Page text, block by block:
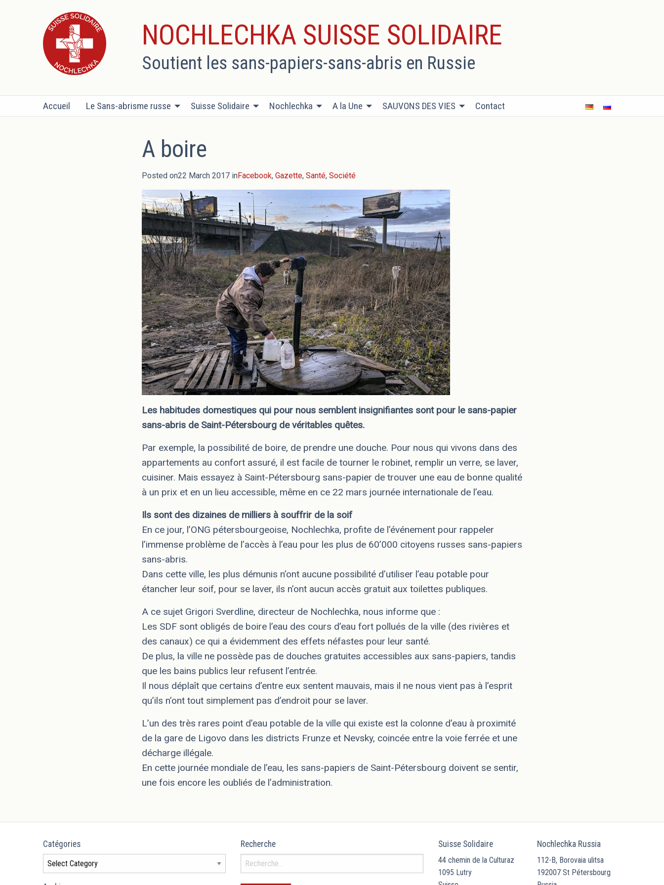
NOCHLECHKA SUISSE SOLIDAIRE
Soutient les sans-papiers-sans-abris en Russie
Accueil Le Sans-abrisme russe Suisse Solidaire Nochlechka A la Une SAUVONS DES VIES Contact
A boire
Posted on22 March 2017 inFacebook, Gazette, Santé, Société
Les habitudes domestiques qui pour nous semblent insignifiantes sont pour le sans-papier
sans-abris de Saint-Pétersbourg de véritables quêtes.
Par exemple, la possibilité de boire, de prendre une douche. Pour nous qui vivons dans des
appartements au confort assuré, il est facile de tourner le robinet, remplir un verre, se laver,
cuisiner. Mais essayez à Saint-Pétersbourg sans-papier de trouver une eau de bonne qualité
à un prix et en un lieu accessible, même en ce 22 mars journée internationale de l’eau.
Ils sont des dizaines de milliers à souffrir de la soif
En ce jour, l’ONG pétersbourgeoise, Nochlechka, profite de l’événement pour rappeler
l’immense problème de l’accès à l’eau pour les plus de 60’000 citoyens russes sans-papiers
sans-abris.
Dans cette ville, les plus démunis n’ont aucune possibilité d’utiliser l’eau potable pour
étancher leur soif, pour se laver, ils n’ont aucun accès gratuit aux toilettes publiques.
A ce sujet Grigori Sverdline, directeur de Nochlechka, nous informe que :
Les SDF sont obligés de boire l’eau des cours d’eau fort pollués de la ville (des rivières et
des canaux) ce qui a évidemment des effets néfastes pour leur santé.
De plus, la ville ne possède pas de douches gratuites accessibles aux sans-papiers, tandis
que les bains publics leur refusent l’entrée.
Il nous déplaît que certains d’entre eux sentent mauvais, mais il ne nous vient pas à l’esprit
qu’ils n’ont tout simplement pas d’endroit pour se laver.
L’un des très rares point d’eau potable de la ville qui existe est la colonne d’eau à proximité
de la gare de Ligovo dans les districts Frunze et Nevsky, coincée entre la voie ferrée et une
décharge illégale.
En cette journée mondiale de l’eau, les sans-papiers de Saint-Pétersbourg doivent se sentir,
une fois encore les oubliés de l’administration.
Catégories Recherche Suisse Solidaire
44 chemin de la Culturaz
1095 Lutry
Nochlechka Russia
112-B, Borovaia ulitsa
192007 St Pétersbourg